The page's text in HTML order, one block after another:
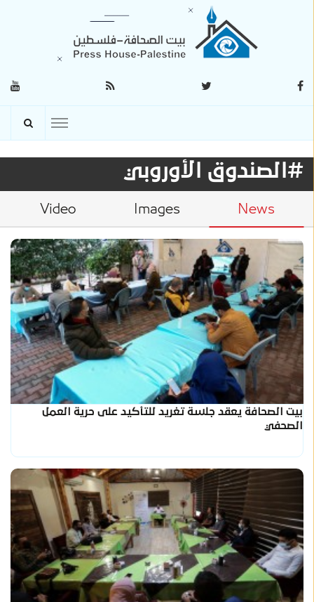
#الصندوق الأوروبي
News
Images
Video
بيت الصحافة يعقد جلسة تغريد للتأكيد على حرية العمل
الصحفي